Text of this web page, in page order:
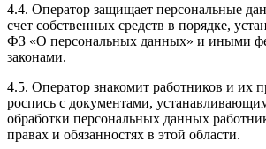
4.4. Оператор защищает персональные
счет собственных средств в порядке,
ФЗ «О персональных данных» и иными
законами.
4.5. Оператор знакомит работников и их
роспись с документами,
обработки персональных данных
правах и обязанностях в этой области.